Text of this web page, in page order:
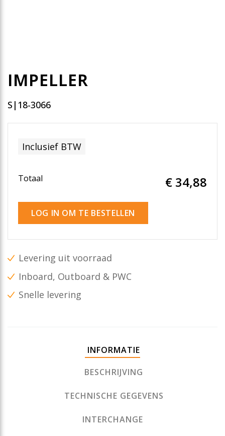
IMPELLER
S|18-3066
Inclusief BTW
Totaal € 34,88
LOG IN OM TE BESTELLEN
Levering uit voorraad
Inboard, Outboard & PWC
Snelle levering
INFORMATIE
BESCHRIJVING
TECHNISCHE GEGEVENS
INTERCHANGE